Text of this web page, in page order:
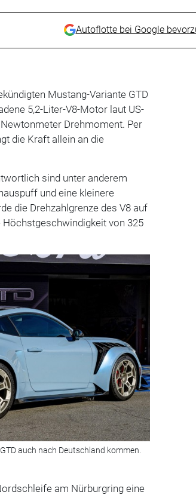
Autoflotte bei Google
Mustang-Variante GTD
5,2-Liter-V8-Motor laut US-
Drehmoment. Per
die Kraft allein an die
sind unter anderem
und eine kleinere
die Drehzahlgrenze des V8 auf
Höchstgeschwindigkeit von 325
auch nach Deutschland kommen.
am Nürburgring eine